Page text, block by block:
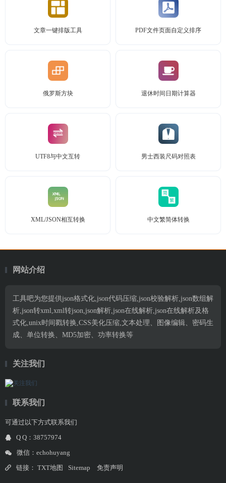
文章一键排版工具 PDF文件页面自定义排序
俄罗斯方块 退休时间日期计算器
UTF8与中文互转 男士西装尺码对照表
XML/JSON相互转换 中文繁简体转换
网站介绍
工具吧为您提供json格式化,json代码压缩,json校验解析,json数组解
析,json转xml,xml转json,json解析,json在线解析,json在线解析及格
式化,unix时间戳转换,CSS美化压缩,文本处理、图像编辑、密码生
成、单位转换、MD5加密、功率转换等
关注我们
联系我们
可通过以下方式联系我们
Q Q：38757974
微信：echohuyang
链接： TXT地图 Sitemap 免责声明